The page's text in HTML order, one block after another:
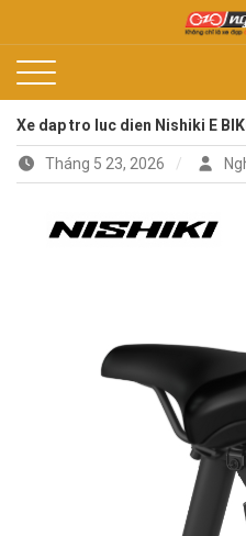
Xe đạp Nhật
Xe dap tro luc dien Nishiki E
Tháng 5 23, 2026